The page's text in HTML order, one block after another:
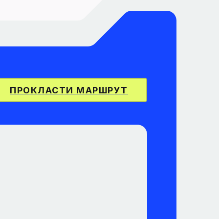
ПРОКЛАСТИ МАРШРУТ